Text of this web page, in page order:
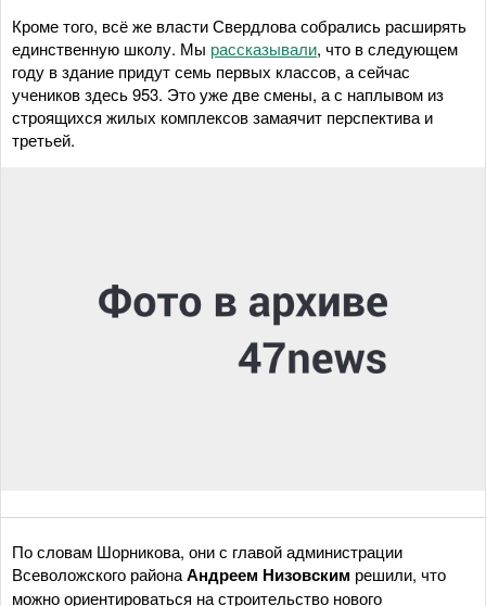
Кроме того, всё же власти Свердлова собрались расширять
единственную школу. Мы рассказывали, что в следующем
году в здание придут семь первых классов, а сейчас
учеников здесь 953. Это уже две смены, а с наплывом из
строящихся жилых комплексов замаячит перспектива и
третьей.
По словам Шорникова, они с главой администрации
Всеволожского районаАндреем Низовским решили, что
можно ориентироваться на строительство нового